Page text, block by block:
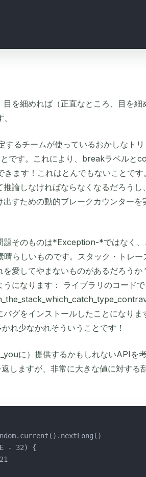
を細めれば（正直なところ、目を細
るチームが使っているおかしなト
です。これにより、breakラベルと
ます！これはとんでもないことです
論しなければならなくなるだろうし
すための動的ブレークカウンターを
題そのものは*Exception-*ではなく
らしいものです。スタック・トレー
愛してやまないものがあるだろうか
になります： ライブラリのコードで
グをインストールしたことになりま
れ少なかれそういうことです！
に）提供するかもしれないAPIを
しますが、非常に大きな値に対する
- 32) {